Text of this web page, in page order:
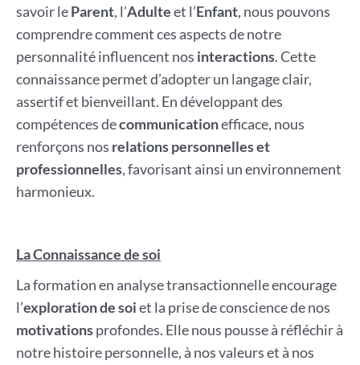
savoir leParent, l’Adulteet l’Enfant, nous pouvons
comprendre comment ces aspects de notre
personnalité influencent nos interactions. Cette
connaissance permet d’adopter un langage clair,
assertif et bienveillant. En développant des
compétences decommunicationefficace, nous
renforçons nos relations personnelles et
professionnelles, favorisant ainsi un environnement
harmonieux.
La Connaissance de soi
La formation en analyse transactionnelle encourage
l’exploration de soiet la prise de conscience de nos
motivationsprofondes. Elle nous pousse à réfléchir à
notre histoire personnelle, à nos valeurs et à nos